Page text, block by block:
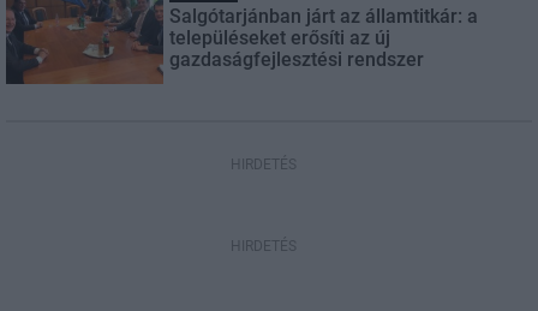
Salgótarjánban járt az államtitkár: a
településeket erősíti az új
gazdaságfejlesztési rendszer
HIRDETÉS
HIRDETÉS